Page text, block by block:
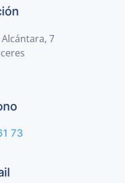
7
73